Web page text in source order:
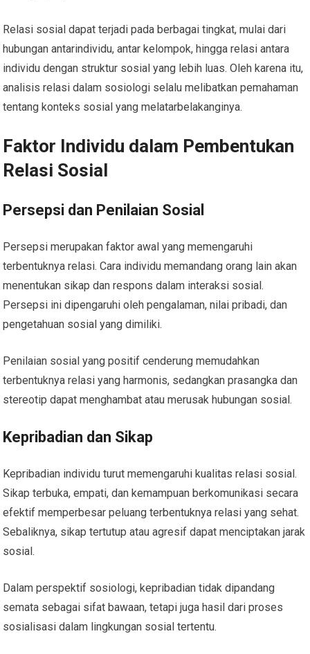
Relasi sosial dapat terjadi pada berbagai tingkat, mulai dari
hubungan antarindividu, antar kelompok, hingga relasi antara
individu dengan struktur sosial yang lebih luas. Oleh karena itu,
analisis relasi dalam sosiologi selalu melibatkan pemahaman
tentang konteks sosial yang melatarbelakanginya.
Faktor Individu dalam Pembentukan
Relasi Sosial
Persepsi dan Penilaian Sosial
Persepsi merupakan faktor awal yang memengaruhi
terbentuknya relasi. Cara individu memandang orang lain akan
menentukan sikap dan respons dalam interaksi sosial.
Persepsi ini dipengaruhi oleh pengalaman, nilai pribadi, dan
pengetahuan sosial yang dimiliki.
Penilaian sosial yang positif cenderung memudahkan
terbentuknya relasi yang harmonis, sedangkan prasangka dan
stereotip dapat menghambat atau merusak hubungan sosial.
Kepribadian dan Sikap
Kepribadian individu turut memengaruhi kualitas relasi sosial.
Sikap terbuka, empati, dan kemampuan berkomunikasi secara
efektif memperbesar peluang terbentuknya relasi yang sehat.
Sebaliknya, sikap tertutup atau agresif dapat menciptakan jarak
sosial.
Dalam perspektif sosiologi, kepribadian tidak dipandang
semata sebagai sifat bawaan, tetapi juga hasil dari proses
sosialisasi dalam lingkungan sosial tertentu.